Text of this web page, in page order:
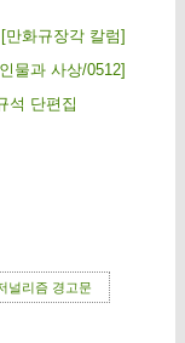
화규장각 칼럼]
물과 사상/0512]
석 단편집
널리즘 경고문